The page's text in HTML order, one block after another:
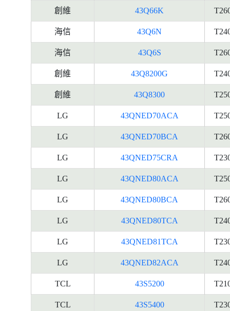
創維 43Q66K
海信 43Q6N
海信 43Q6S
創維 43Q8200G
創維 43Q8300
LG 43QNED70ACA
LG 43QNED70BCA
LG 43QNED75CRA
LG 43QNED80ACA
LG 43QNED80BCA
LG 43QNED80TCA
LG 43QNED81TCA
LG 43QNED82ACA
TCL 43S5200
TCL 43S5400